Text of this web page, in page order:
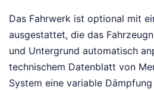
Das Fahrwerk ist optional mit
ausgestattet, die das
und Untergrund automatisch
technischem Datenblatt von
System eine variable